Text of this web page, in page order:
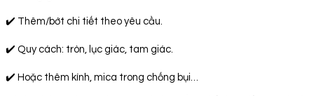
✔️ Thêm/bớt chi tiết theo yêu cầu.
✔️ Quy cách: tròn, lục giác, tam giác.
✔️ Hoặc thêm kính, mica trong chống bụi…